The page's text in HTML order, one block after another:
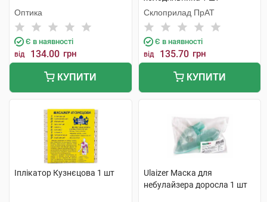
Оптика
Є в наявності
від 134.00 грн
КУПИТИ
Склоприлад ПрАТ
Є в наявності
від 135.70 грн
КУПИТИ
Іплікатор Кузнєцова 1 шт
Ulaizer Маска для
небулайзера доросла 1 шт